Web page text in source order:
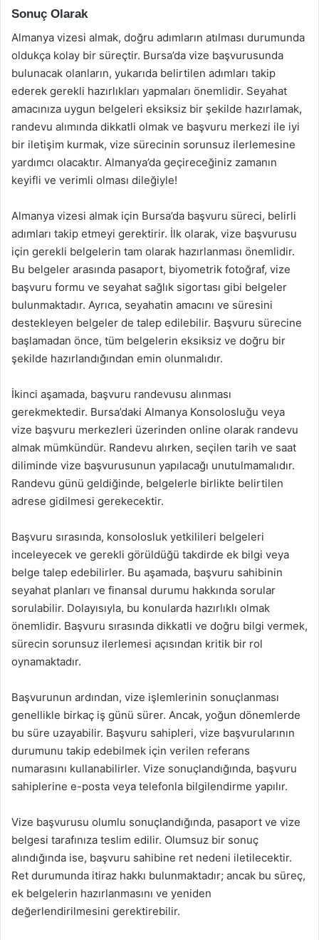
Sonuç Olarak
Almanya vizesi almak, doğru adımların atılması durumunda
oldukça kolay bir süreçtir. Bursa’da vize başvurusunda
bulunacak olanların, yukarıda belirtilen adımları takip
ederek gerekli hazırlıkları yapmaları önemlidir. Seyahat
amacınıza uygun belgeleri eksiksiz bir şekilde hazırlamak,
randevu alımında dikkatli olmak ve başvuru merkezi ile iyi
bir iletişim kurmak, vize sürecinin sorunsuz ilerlemesine
yardımcı olacaktır. Almanya’da geçireceğiniz zamanın
keyifli ve verimli olması dileğiyle!
Almanya vizesi almak için Bursa’da başvuru süreci, belirli
adımları takip etmeyi gerektirir. İlk olarak, vize başvurusu
için gerekli belgelerin tam olarak hazırlanması önemlidir.
Bu belgeler arasında pasaport, biyometrik fotoğraf, vize
başvuru formu ve seyahat sağlık sigortası gibi belgeler
bulunmaktadır. Ayrıca, seyahatin amacını ve süresini
destekleyen belgeler de talep edilebilir. Başvuru sürecine
başlamadan önce, tüm belgelerin eksiksiz ve doğru bir
şekilde hazırlandığından emin olunmalıdır.
İkinci aşamada, başvuru randevusu alınması
gerekmektedir. Bursa’daki Almanya Konsolosluğu veya
vize başvuru merkezleri üzerinden online olarak randevu
almak mümkündür. Randevu alırken, seçilen tarih ve saat
diliminde vize başvurusunun yapılacağı unutulmamalıdır.
Randevu günü geldiğinde, belgelerle birlikte belirtilen
adrese gidilmesi gerekecektir.
Başvuru sırasında, konsolosluk yetkilileri belgeleri
inceleyecek ve gerekli görüldüğü takdirde ek bilgi veya
belge talep edebilirler. Bu aşamada, başvuru sahibinin
seyahat planları ve finansal durumu hakkında sorular
sorulabilir. Dolayısıyla, bu konularda hazırlıklı olmak
önemlidir. Başvuru sırasında dikkatli ve doğru bilgi vermek,
sürecin sorunsuz ilerlemesi açısından kritik bir rol
oynamaktadır.
Başvurunun ardından, vize işlemlerinin sonuçlanması
genellikle birkaç iş günü sürer. Ancak, yoğun dönemlerde
bu süre uzayabilir. Başvuru sahipleri, vize başvurularının
durumunu takip edebilmek için verilen referans
numarasını kullanabilirler. Vize sonuçlandığında, başvuru
sahiplerine e-posta veya telefonla bilgilendirme yapılır.
Vize başvurusu olumlu sonuçlandığında, pasaport ve vize
belgesi tarafınıza teslim edilir. Olumsuz bir sonuç
alındığında ise, başvuru sahibine ret nedeni iletilecektir.
Ret durumunda itiraz hakkı bulunmaktadır; ancak bu süreç,
ek belgelerin hazırlanmasını ve yeniden
değerlendirilmesini gerektirebilir.